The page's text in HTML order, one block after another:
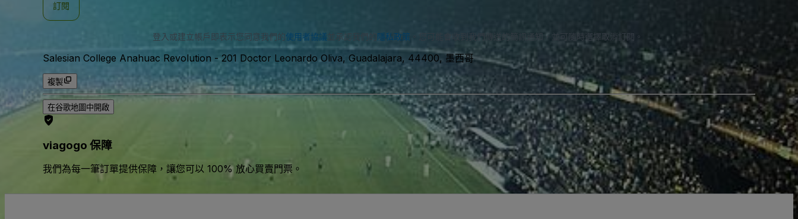
地
訂閱
登入或建立帳戶即表示您同意我們的 使用者協議 並承認我們的 隱私政策 。您可能會收到我們傳送的簡訊通知，並可隨時選擇取消訂閱。
Salesian College Anahuac Revolution -201 Doctor Leonardo Oliva, Guadalajara, 44400, 墨西哥
複製
在谷歌地圖中開啟
viagogo 保障
我們為每一筆訂單提供保障，讓您可以 100% 放心買賣門票。